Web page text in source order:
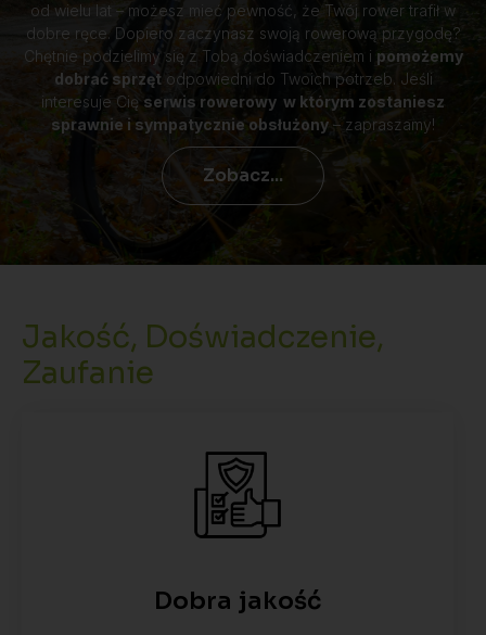
od wielu lat – możesz mieć pewność, że Twój rower trafił w
dobre ręce. Dopiero zaczynasz swoją rowerową przygodę?
Chętnie podzielimy się z Tobą doświadczeniem i pomożemy
dobrać sprzęt odpowiedni do Twoich potrzeb. Jeśli
interesuje Cię serwis rowerowy w którym zostaniesz
sprawnie i sympatycznie obsłużony – zapraszamy!
Zobacz...
Jakość, Doświadczenie,
Zaufanie
Dobra jakość